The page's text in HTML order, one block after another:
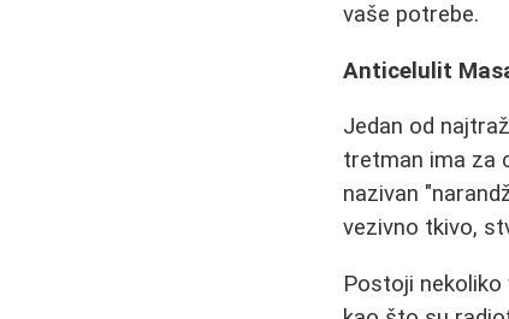
vaše potrebe.
Anticelulit
Jedan od
tretman ima za
nazivan
vezivno tkivo,
Postoji nekoliko